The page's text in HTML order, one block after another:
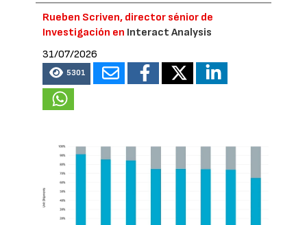
Rueben Scriven, director sénior de
Investigación en Interact Analysis
31/07/2026
5301